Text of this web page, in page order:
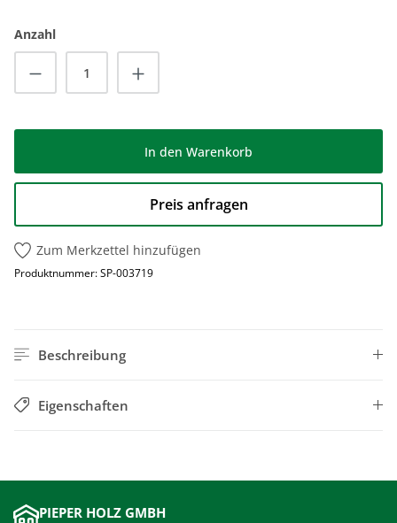
Anzahl
Produkt Anzahl: Gib den gewünschten
In den Warenkorb
Preis anfragen
Zum Merkzettel hinzufügen
Produktnummer:SP-003719
Beschreibung
Eigenschaften
PIEPER HOLZ GMBH